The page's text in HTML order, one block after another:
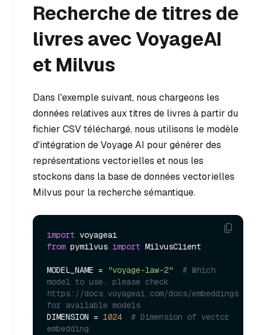
Recherche de titres de
livres avec VoyageAI
et Milvus
Dans l'exemple suivant, nous chargeons les
données relatives aux titres de livres à partir du
fichier CSV téléchargé, nous utilisons le modèle
d'intégration de Voyage AI pour générer des
représentations vectorielles et nous les
stockons dans la base de données vectorielles
Milvus pour la recherche sémantique.
import
from pymilvus import MilvusClient
MODEL_NAME = "voyage-law-2"
# Which
model to use, please check
https://docs.voyageai.com/docs/embeddings
for available models
DIMENSION = 1024
# Dimension of vector
embedding